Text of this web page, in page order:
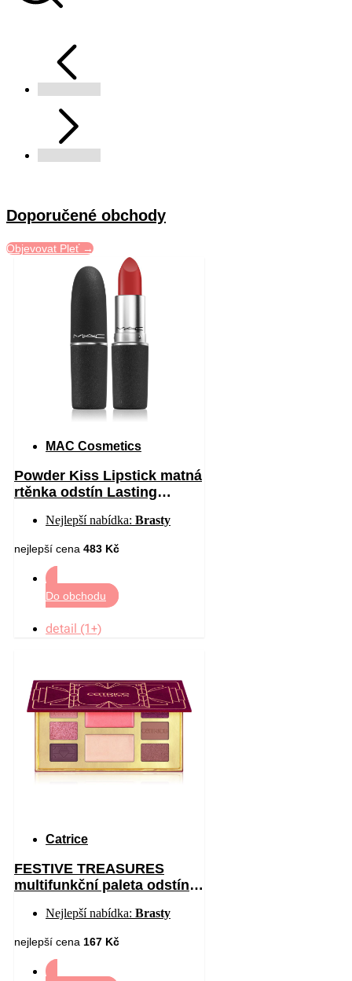
Doporučené obchody
Objevovat Pleť →
MAC Cosmetics
Powder Kiss Lipstick matná
rtěnka odstín Lasting
Nejlepší nabídka: Brasty
nejlepší cena 483 Kč
Do obchodu
detail (1+)
Catrice
FESTIVE TREASURES
multifunkční paleta odstín
Nejlepší nabídka: Brasty
nejlepší cena 167 Kč